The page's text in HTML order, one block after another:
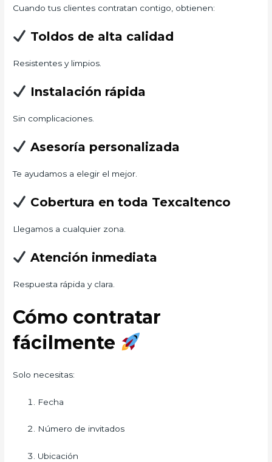
Cuando tus clientes contratan contigo, obtienen:
Toldos de alta calidad
Resistentes y limpios.
Instalación rápida
Sin complicaciones.
Asesoría personalizada
Te ayudamos a elegir el mejor.
Cobertura en toda Texcaltenco
Llegamos a cualquier zona.
Atención inmediata
Respuesta rápida y clara.
Cómo contratar
fácilmente
Solo necesitas:
Fecha
Número de invitados
Ubicación